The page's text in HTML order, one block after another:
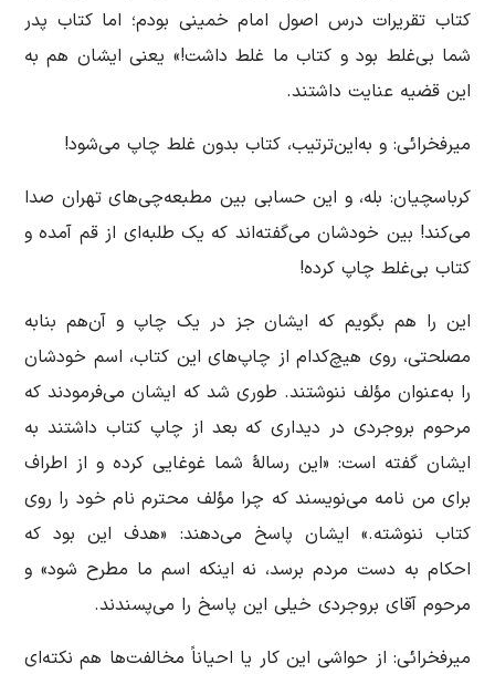
کتاب تقریرات درس اصول امام خمینی بودم؛ اما کتاب پدر
شما بی‌غلط بود و کتاب ما غلط داشت!» یعنی ایشان هم به
این قضیه عنایت داشتند.
میرفخرائی: و به‌این‌ترتیب، کتاب بدون غلط چاپ می‌شود!
کرباسچیان: بله، و این حسابی بین مطبعه‌چی‌های تهران صدا
می‌کند! بین خودشان می‌گفته‌اند که یک طلبه‌ای از قم آمده و
کتاب بی‌غلط چاپ کرده!
این را هم بگویم که ایشان جز در یک چاپ و آن‌هم بنابه
مصلحتی، روی هیچ‌کدام از چاپ‌های این کتاب، اسم خودشان
را به‌عنوان مؤلف ننوشتند. طوری شد که ایشان می‌فرمودند که
مرحوم بروجردی در دیداری که بعد از چاپ کتاب داشتند به
ایشان گفته است: «این رسالۀ شما غوغایی کرده و از اطراف
برای من نامه می‌نویسند که چرا مؤلف محترم نام خود را روی
کتاب ننوشته.» ایشان پاسخ می‌دهند: «هدف این بود که
احکام به دست مردم برسد، نه اینکه اسم ما مطرح شود» و
مرحوم آقای بروجردی خیلی این پاسخ را می‌پسندند.
میرفخرائی: از حواشی این کار یا احیاناً مخالفت‌ها هم نکته‌ای